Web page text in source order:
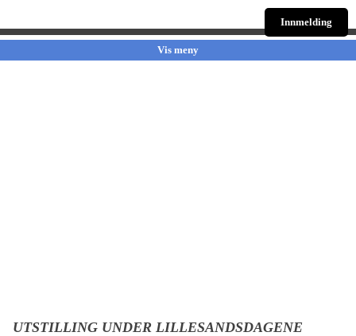
Innmelding
Vis meny
UTSTILLING UNDER LILLESANDSDAGENE